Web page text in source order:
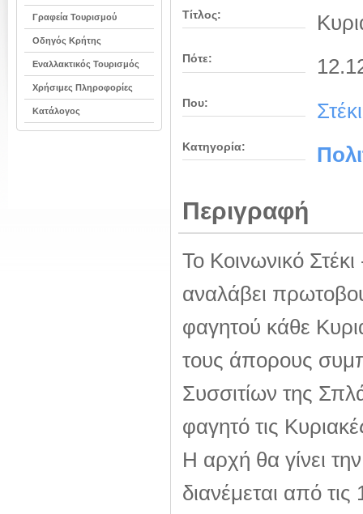
Γραφεία Τουρισμού
Οδηγός Κρήτης
Εναλλακτικός Τουρισμός
Χρήσιμες Πληροφορίες
Κατάλογος
Τίτλος:
Πότε:
Που:
Κατηγορία:
Περιγραφή
Το Κοινωνικό
αναλάβει
φαγητού κάθε
τους άπορους
Συσσιτίων της
φαγητό τις
Η αρχή θα γίνει
διανέμεται από